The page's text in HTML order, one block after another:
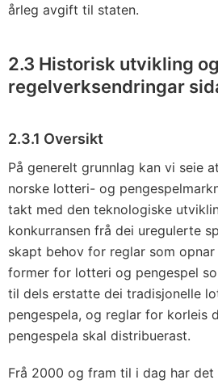
årleg avgift til staten.
2.3 Historisk utvikling og
regelverksendringar
2.3.1 Oversikt
På generelt grunnlag kan vi seie
norske lotteri- og
takt med den teknologiske
konkurransen frå dei uregulerte
skapt behov for reglar som
former for lotteri og pengespel
til dels erstatte dei tradisjonelle
pengespela, og reglar for korleis
pengespela skal distribuerast.
Frå 2000 og fram til i dag har det